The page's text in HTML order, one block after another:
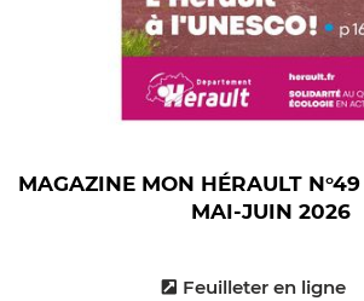
MAGAZINE MON HÉRAULT
MAI-JUIN 2026
Feuilleter en ligne